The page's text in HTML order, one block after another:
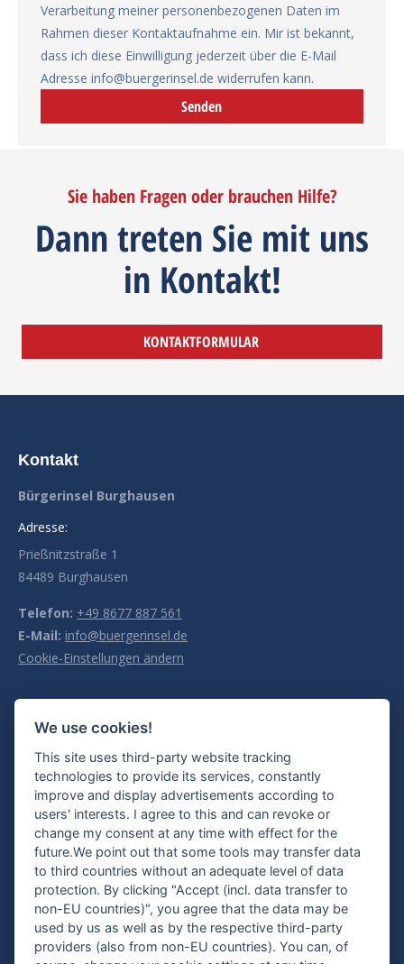
Verarbeitung meiner personenbezogenen Daten im
Rahmen dieser Kontaktaufnahme ein. Mir ist bekannt,
dass ich diese Einwilligung jederzeit über die E-Mail
Adresse info@buergerinsel.de widerrufen kann.
Sie haben Fragen oder brauchen Hilfe?
Dann treten Sie mit uns
in Kontakt!
KONTAKTFORMULAR
Kontakt
Bürgerinsel Burghausen
Adresse:
Prießnitzstraße 1
84489 Burghausen
Telefon: +49 8677 887 561
E-Mail: info@buergerinsel.de
Cookie-Einstellungen ändern
Di. 09:00 - 13:00 Uhr und 14:00 - 16:00 Uhr
Mi. 09:00 - 13:00 Uhr
Do. 09:00 - 13:00 Uhr und 14:00 - 18:00 Uhr
Freitag geschlossen
Die letzten Beiträge
Sommerpause: Bürgerinsel und Nachbarschaftshilfe vom
10.08. – 23.08.2026 geschlossen!
We use cookies!
This site uses third-party website tracking
technologies to provide its services, constantly
improve and display advertisements according to
users' interests. I agree to this and can revoke or
change my consent at any time with effect for the
future.We point out that some tools may transfer data
to third countries without an adequate level of data
protection. By clicking "Accept (incl. data transfer to
non-EU countries)", you agree that the data may be
used by us as well as by the respective third-party
providers (also from non-EU countries). You can, of